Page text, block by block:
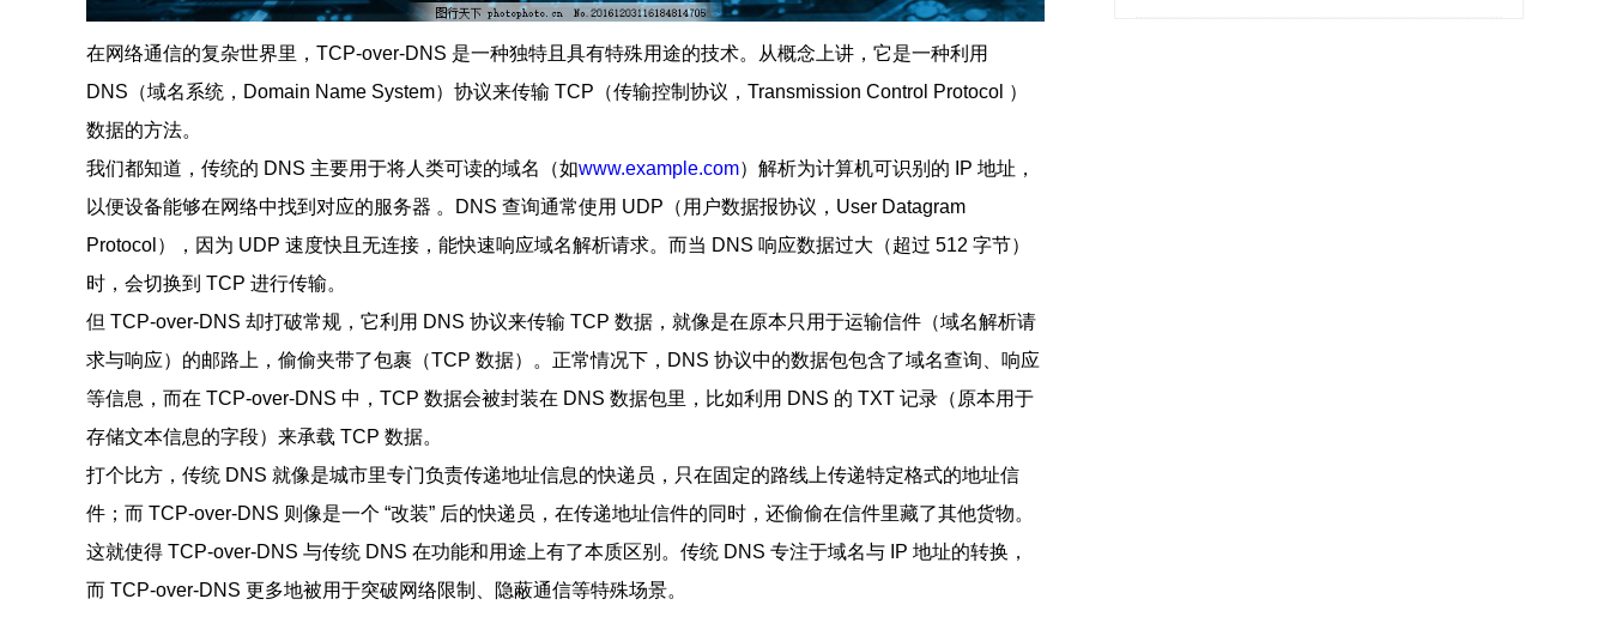
在网络通信的复杂世界里，TCP-over-DNS 是一种独特且具有特殊用途的技术。从概念上讲，它是一种利用
DNS（域名系统，Domain Name System）协议来传输 TCP（传输控制协议，Transmission Control Protocol ）
数据的方法。
我们都知道，传统的 DNS 主要用于将人类可读的域名（如www.example.com）解析为计算机可识别的 IP 地址，
以便设备能够在网络中找到对应的服务器 。DNS 查询通常使用 UDP（用户数据报协议，User Datagram
Protocol），因为 UDP 速度快且无连接，能快速响应域名解析请求。而当 DNS 响应数据过大（超过 512 字节）
时，会切换到 TCP 进行传输。
但 TCP-over-DNS 却打破常规，它利用 DNS 协议来传输 TCP 数据，就像是在原本只用于运输信件（域名解析请
求与响应）的邮路上，偷偷夹带了包裹（TCP 数据）。正常情况下，DNS 协议中的数据包包含了域名查询、响应
等信息，而在 TCP-over-DNS 中，TCP 数据会被封装在 DNS 数据包里，比如利用 DNS 的 TXT 记录（原本用于
存储文本信息的字段）来承载 TCP 数据。
打个比方，传统 DNS 就像是城市里专门负责传递地址信息的快递员，只在固定的路线上传递特定格式的地址信
件；而 TCP-over-DNS 则像是一个 “改装” 后的快递员，在传递地址信件的同时，还偷偷在信件里藏了其他货物。
这就使得 TCP-over-DNS 与传统 DNS 在功能和用途上有了本质区别。传统 DNS 专注于域名与 IP 地址的转换，
而 TCP-over-DNS 更多地被用于突破网络限制、隐蔽通信等特殊场景。